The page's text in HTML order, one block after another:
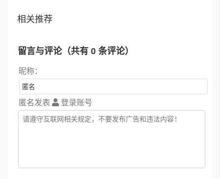
相关推荐
留言与评论（共有 0 条评论）
昵称：
匿名发表 登录账号